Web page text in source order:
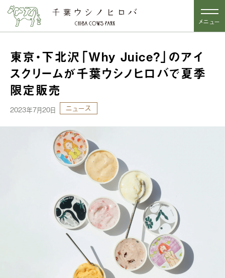
メニュー
東京・下北沢「Why Juice?」のアイ
スクリームが千葉ウシノヒロバで夏季
限定販売
2023年7月20日 ニュース